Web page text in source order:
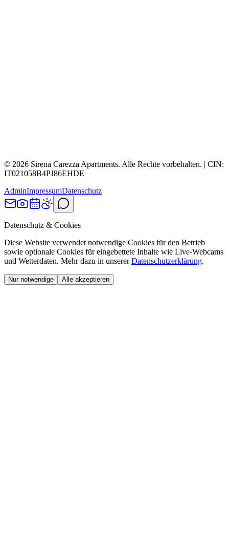
© 2026 Sirena Carezza Apartments. Alle Rechte vorbehalten. | CIN:
IT021058B4PJ86EHDE
AdminImpressumDatenschutz
Datenschutz & Cookies
Diese Website verwendet notwendige Cookies für den Betrieb
sowie optionale Cookies für eingebettete Inhalte wie Live-Webcams
und Wetterdaten. Mehr dazu in unserer Datenschutzerklärung.
Nur notwendige Alle akzeptieren